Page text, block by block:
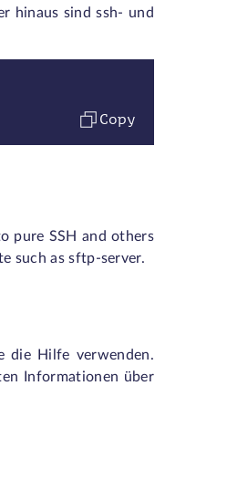
hinaus sind ssh- und
Copy
pure SSH and others
such as sftp-server.
die Hilfe verwenden.
Informationen über